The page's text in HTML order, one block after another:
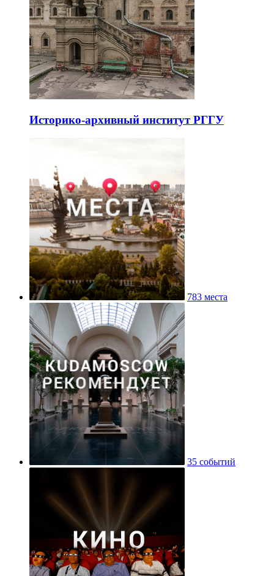
Историко-архивный институт РГГУ
783 места
35 событий